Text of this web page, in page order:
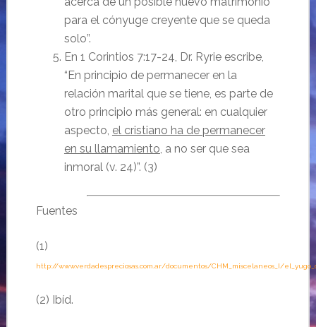
para el cónyuge creyente que se queda
solo”.
En 1 Corintios 7:17-24, Dr. Ryrie escribe,
“En principio de permanecer en la
relación marital que se tiene, es parte de
otro principio más general: en cualquier
aspecto, el cristiano ha de permanecer
en su llamamiento, a no ser que sea
inmoral (v. 24)”. (3)
Fuentes
(1)
http://www.verdadespreciosas.com.ar/documentos/CHM_miscelaneos_I/
(2) Ibíd.